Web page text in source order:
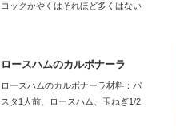
コックかやくはそれほど多くはない
ロースハムのカルボナーラ
ロースハムのカルボナーラ材料：パ
スタ1人前、ロースハム、玉ねぎ1/2